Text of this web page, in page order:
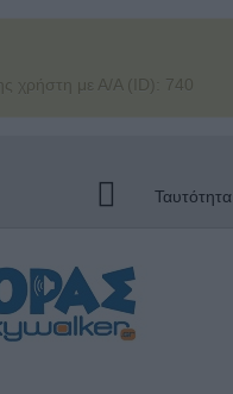
χρήστη με Α/Α (ID): 740
Ταυτότητα